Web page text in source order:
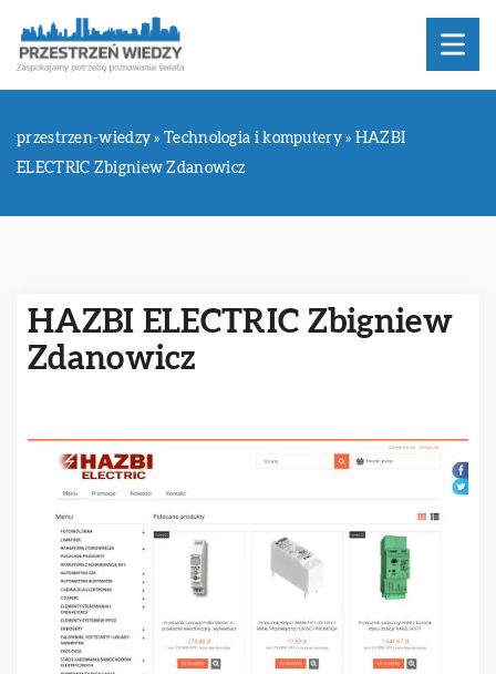
przestrzen-wiedzy »Technologia i komputery» HAZBI
ELECTRIC Zbigniew Zdanowicz
HAZBI ELECTRIC Zbigniew
Zdanowicz